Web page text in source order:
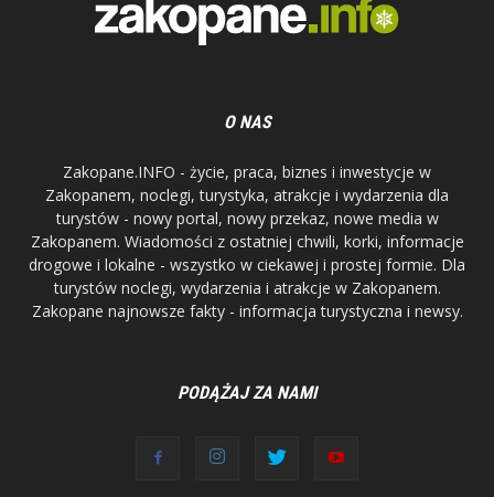
O NAS
Zakopane.INFO - życie, praca, biznes i inwestycje w
Zakopanem, noclegi, turystyka, atrakcje i wydarzenia dla
turystów - nowy portal, nowy przekaz, nowe media w
Zakopanem. Wiadomości z ostatniej chwili, korki, informacje
drogowe i lokalne - wszystko w ciekawej i prostej formie. Dla
turystów noclegi, wydarzenia i atrakcje w Zakopanem.
Zakopane najnowsze fakty - informacja turystyczna i newsy.
PODĄŻAJ ZA NAMI